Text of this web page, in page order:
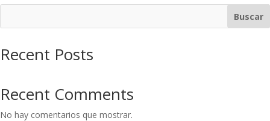
Buscar
Recent Posts
Recent Comments
No hay comentarios que mostrar.